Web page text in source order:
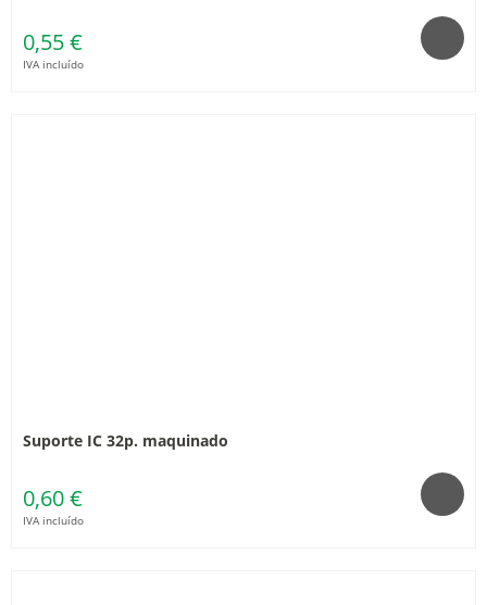
0,55 €
IVA incluído
Suporte IC 32p. maquinado
0,60 €
IVA incluído